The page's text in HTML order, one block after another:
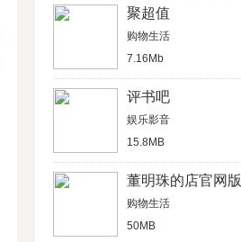
聚超值
购物生活
7.16Mb
评书吧
娱乐影音
15.8MB
董明珠的店官网版
购物生活
50MB